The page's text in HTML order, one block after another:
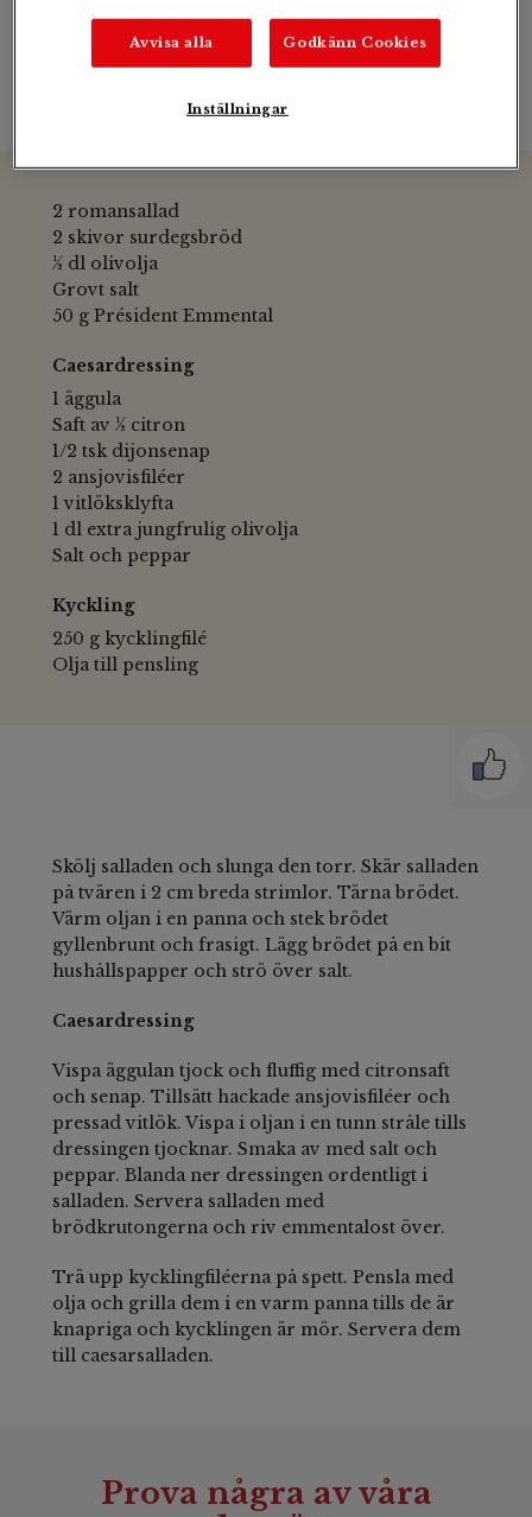
Ingredienser & tillagning
2 romansallad
2 skivor surdegsbröd
½ dl olivolja
Grovt salt
50 g Président Emmental
Caesardressing
1 äggula
Saft av ½ citron
1/2 tsk dijonsenap
2 ansjovisfiléer
1 vitlöksklyfta
1 dl extra jungfrulig olivolja
Salt och peppar
Kyckling
250 g kycklingfilé
Olja till pensling
Skölj salladen och slunga den torr. Skär salladen
på tvären i 2 cm breda strimlor. Tärna brödet.
Värm oljan i en panna och stek brödet
gyllenbrunt och frasigt. Lägg brödet på en bit
hushållspapper och strö över salt.
Caesardressing
Vispa äggulan tjock och fluffig med citronsaft
och senap. Tillsätt hackade ansjovisfiléer och
pressad vitlök. Vispa i oljan i en tunn stråle tills
dressingen tjocknar. Smaka av med salt och
peppar. Blanda ner dressingen ordentligt i
salladen. Servera salladen med
brödkrutongerna och riv emmentalost över.
Trä upp kycklingfiléerna på spett. Pensla med
olja och grilla dem i en varm panna tills de är
knapriga och kycklingen är mör. Servera dem
till caesarsalladen.
Prova några av våra
Avvisa alla Godkänn Cookies
Inställningar